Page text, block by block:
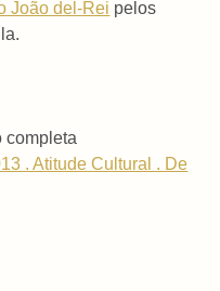
João del-Rei pelos
completa
. Atitude Cultural . De